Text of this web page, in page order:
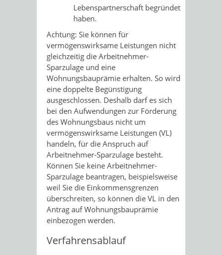
Lebenspartnerschaft begründet
haben.
Achtung: Sie können für
vermögenswirksame Leistungen nicht
gleichzeitig die Arbeitnehmer-
Sparzulage und eine
Wohnungsbauprämie erhalten. So wird
eine doppelte Begünstigung
ausgeschlossen. Deshalb darf es sich
bei den Aufwendungen zur Förderung
des Wohnungsbaus nicht um
vermögenswirksame Leistungen (VL)
handeln, für die Anspruch auf
Arbeitnehmer-Sparzulage besteht.
Können Sie keine Arbeitnehmer-
Sparzulage beantragen, beispielsweise
weil Sie die Einkommensgrenzen
überschreiten, so können die VL in den
Antrag auf Wohnungsbauprämie
einbezogen werden.
Verfahrensablauf